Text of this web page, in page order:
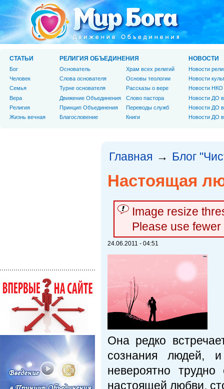
Главная → Блог
Настоящая
Image resize
Please use
24.06.2011 - 04:51
Она редко
сознания людей,
невероятно
настоящей любви,
СТАТЬИ
Бог
Человек
Cемья
Вера
Религия
Жизнь вечная
РЕЛИГИЯ ОБЪЕДИНЕНИЯ
Основатель
Слова основателя
Турне основателя
Движение Объединения
Принцип Объединения
Благословение
Храм всех религий
Основы теологии
Рассказы о вере
Слово пастора
Переводы служб
Книги
НОВОСТИ
Новости
Новости
Новости НКО
Новости ДО
Новости ДО
Новости ДО